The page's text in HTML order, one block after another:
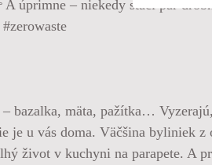
bazalka, mäta, pažítka…
je u vás doma. Väčšina
život v kuchyni na parapete.